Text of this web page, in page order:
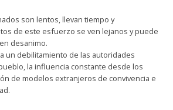
son lentos, llevan tiempo y
de este esfuerzo se ven lejanos y puede
desanimo.
un debilitamiento de las autoridades
la influencia constante desde los
de modelos extranjeros de convivencia e